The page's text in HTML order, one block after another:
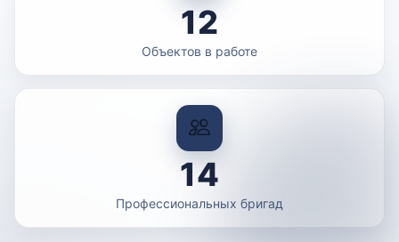
12
Объектов в работе
14
Профессиональных бригад